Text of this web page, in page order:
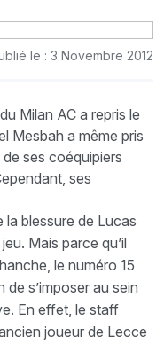
le : 3 Novembre 2012
Milan AC a repris le
Mesbah a même pris
ses coéquipiers
ses
la blessure de Lucas
Mais parce qu’il
le numéro 15
s’imposer au sein
En effet, le staff
joueur de Lecce